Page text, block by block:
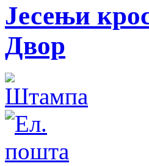
Јесењи
Двор